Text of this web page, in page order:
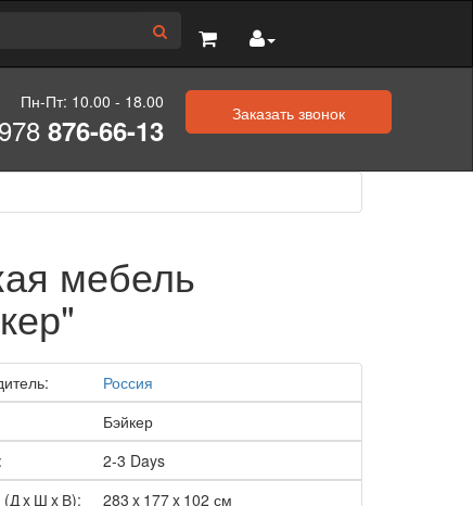
Пн-Пт: 10.00 - 18.00
876-66-13 Заказать звонок
мебель
Россия
Бэйкер
2-3 Days
x Ш x В):
283 x 177 x 102 см